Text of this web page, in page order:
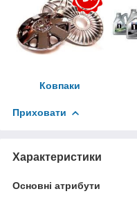
Ковпаки
Приховати
Характеристики
Основні атрибути